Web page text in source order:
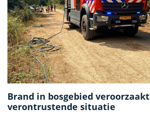
Brand in bosgebied veroorzaakt
verontrustende situatie